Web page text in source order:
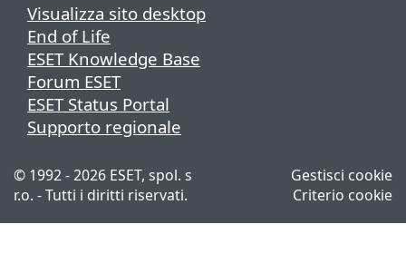
Visualizza sito desktop
End of Life
ESET Knowledge Base
Forum ESET
ESET Status Portal
Supporto regionale
© 1992 - 2026 ESET, spol. s
r.o. - Tutti i diritti riservati.
Gestisci cookie
Criterio cookie